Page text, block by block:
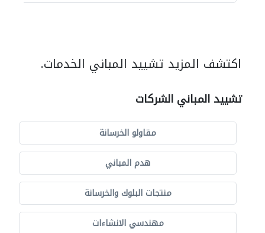
اكتشف المزيد تشييد المباني الخدمات.
تشييد المباني الشركات
مقاولو الخرسانة
هدم المباني
منتجات البلوك والخرسانة
مهندسي الانشاءات